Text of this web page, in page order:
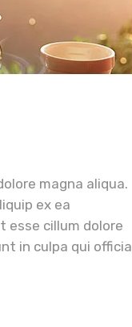
magna aliqua.
ex ea
esse cillum dolore
in culpa qui officia